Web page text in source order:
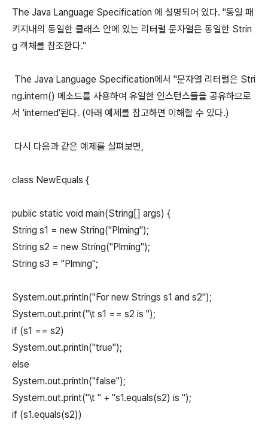
The Java Language Specification 에 설명되어 있다. "동일 패
키지내의 동일한 클래스 안에 있는 리터럴 문자열은 동일한 Strin
g 객체를 참조한다."
The Java Language Specification에서 "문자열 리터럴은 Stri
ng.intern() 메소드를 사용하여 유일한 인스턴스들을 공유하므로
서 'interned'된다. (아래 예제를 참고하면 이해할 수 있다.)
다시 다음과 같은 예제를 살펴보면,
class NewEquals {
public static void main(String[] args) {
String s1 = new String("Plming");
String s2 = new String("Plming");
String s3 = "Plming";
System.out.println("For new Strings s1 and s2");
System.out.print("\t s1 == s2 is ");
if (s1 == s2)
System.out.println("true");
else
System.out.println("false");
System.out.print("\t " + "s1.equals(s2) is ");
if (s1.equals(s2))